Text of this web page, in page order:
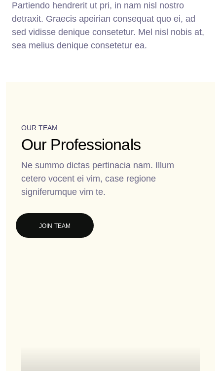
Partiendo hendrerit ut pri, in nam nisl nostro
detraxit. Graecis apeirian consequat quo ei, ad
sed vidisse denique consetetur. Mel nisl nobis at,
sea melius denique consetetur ea.
OUR TEAM
Our Professionals
Ne summo dictas pertinacia nam. Illum
cetero vocent ei vim, case regione
signiferumque vim te.
JOIN TEAM